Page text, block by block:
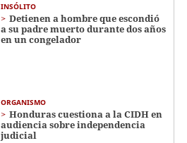
INSÓLITO
Detienen a hombre que escondió
a su padre muerto durante dos años
en un congelador
ORGANISMO
Honduras cuestiona a la CIDH en
audiencia sobre independencia
judicial